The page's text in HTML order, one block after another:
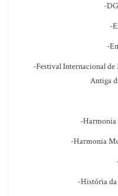
-
-
-
-Festival Internacional
Antiga
-Harmonia
-Harmonia
-História